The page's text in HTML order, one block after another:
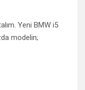
Yeni BMW i5
modelin;